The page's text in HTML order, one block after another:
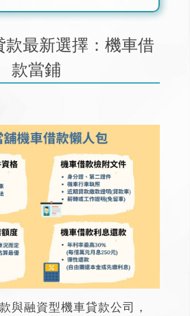
最新選擇：機車借
款當鋪
與融資型機車貸款公司，